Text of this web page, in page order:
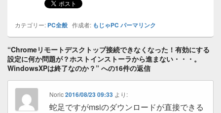
カテゴリー: PC全般 作成者: もじゃPC パーマリンク
“Chromeリモートデスクトップ接続できなくなった！有効にする
設定に何か問題が？ホストインストーラから進まない・・・。
WindowsXPは終了なのか？” への16件の返信
Noric 2016/08/23 09:33 より:
蛇足ですがmsiのダウンロードが直接できる